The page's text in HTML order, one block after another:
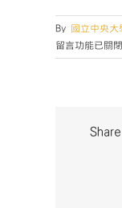
By 國立中央大
留言功能已關閉